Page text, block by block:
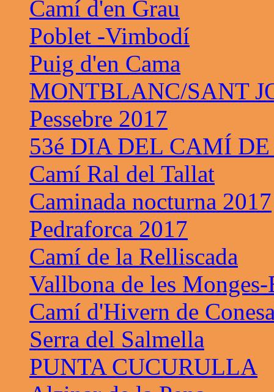
Camí d'en Grau
Poblet -Vimbodí
Puig d'en Cama
MONTBLANC/SANT
Pessebre 2017
53é DIA DEL CAMÍ
Camí Ral del Tallat
Caminada nocturna 2017
Pedraforca 2017
Camí de la Relliscada
Vallbona de les
Camí d'Hivern de
Serra del Salmella
PUNTA CUCURULLA